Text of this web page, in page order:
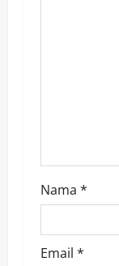
Nama *
Email *